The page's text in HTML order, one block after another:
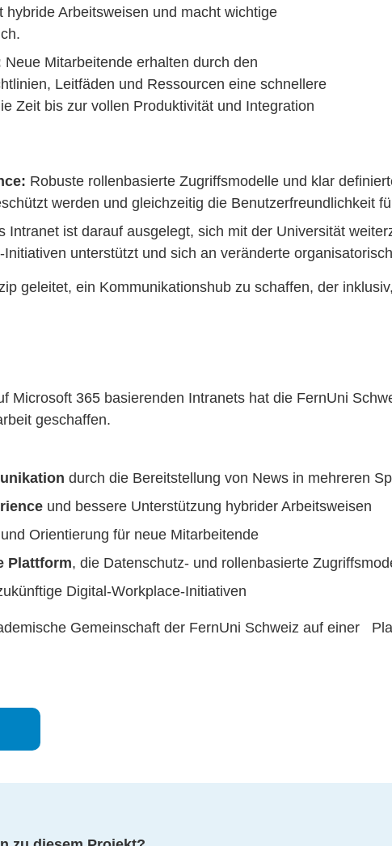
Arbeitsweisen und macht wichtige
Neue Mitarbeitende erhalten durch den
Leitfäden und Ressourcen eine schnellere
Zeit bis zur vollen Produktivität und Integration
Robuste rollenbasierte Zugriffsmodelle und klar
werden und gleichzeitig die Benutzerfreundlichkeit
Intranet ist darauf ausgelegt, sich mit der Universität
unterstützt und sich an veränderte
geleitet, ein Kommunikationshub zu schaffen, der
Microsoft 365 basierenden Intranets hat die FernUni
geschaffen.
durch die Bereitstellung von News in mehreren
und bessere Unterstützung hybrider Arbeitsweisen
und Orientierung für neue Mitarbeitende
Plattform, die Datenschutz- und rollenbasierte
Digital-Workplace-Initiativen
Gemeinschaft der FernUni Schweiz auf einer